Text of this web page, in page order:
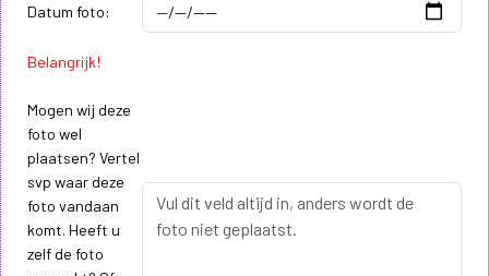
Datum foto:
Belangrijk!
Mogen wij deze
foto wel
plaatsen? Vertel
svp waar deze
foto vandaan
komt. Heeft u
zelf de foto